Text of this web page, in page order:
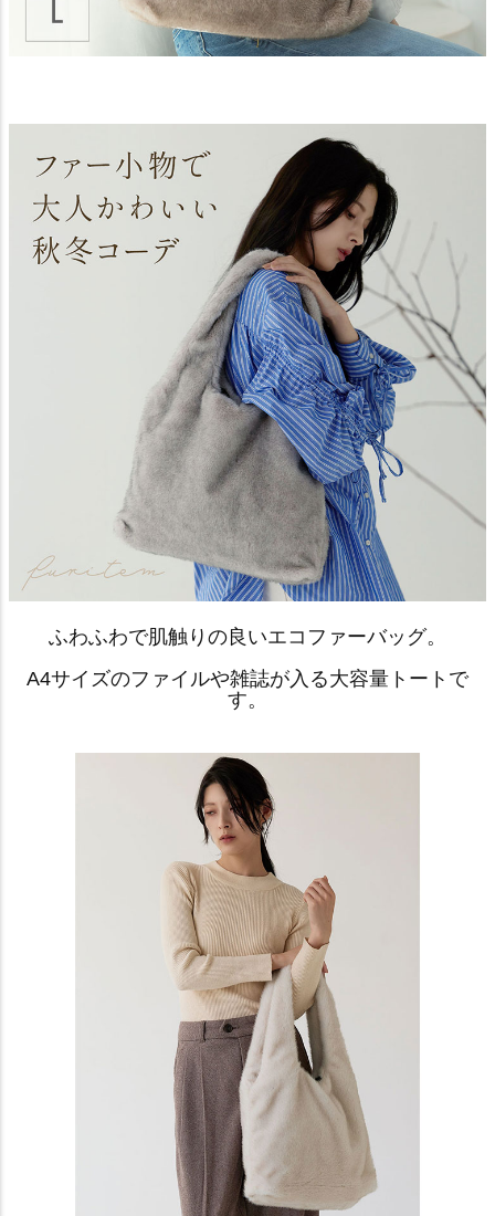
ふわふわで肌触りの良いエコファーバッグ。
A4サイズのファイルや雑誌が入る大容量トートで
す。